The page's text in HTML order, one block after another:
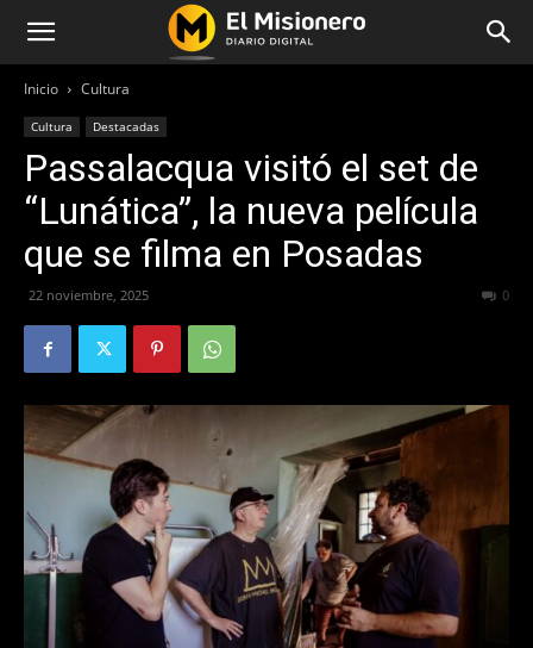
Inicio Cultura
Cultura Destacadas
Passalacqua visitó el set de
“Lunática”, la nueva película
que se filma en Posadas
22 noviembre, 2025 0